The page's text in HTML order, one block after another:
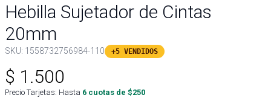
Hebilla Sujetador de Cintas
20mm
SKU: 1558732756984-110 +5 VENDIDOS
$ 1.500
Precio Tarjetas: Hasta 6 cuotas de $250